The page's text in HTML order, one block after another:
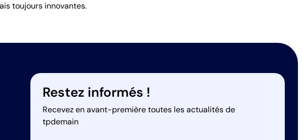
toujours innovantes.
Restez informés !
Recevez en avant-première toutes les actualités de
tpdemain